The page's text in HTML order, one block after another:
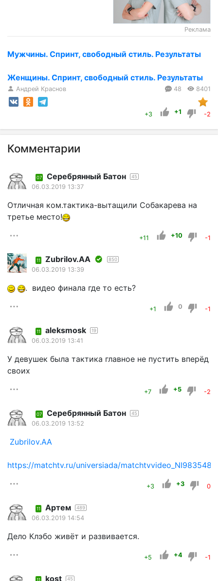
Реклама
Мужчины. Спринт, свободный стиль. Результаты
Женщины. Спринт, свободный стиль. Результаты
Андрей Краснов 48 8401
+3 +1 -2
Комментарии
07 Серебрянный Батон 45
06.03.2019 13:37
Отличная ком.тактика-вытащили Собакарева на
третье место!
+11 +10 -1
11 Zubrilov.AA 850
06.03.2019 13:39
. видео финала где то есть?
+1 0 -1
11 aleksmosk 19
06.03.2019 13:41
У девушек была тактика главное не пустить вперёд
своих
+7 +5 -2
07 Серебрянный Батон 45
06.03.2019 13:52
Zubrilov.AA
https://matchtv.ru/universiada/
+3 +3 0
11 Артем 489
06.03.2019 14:54
Дело Клэбо живёт и развивается.
+5 +4 -1
11 kost 45